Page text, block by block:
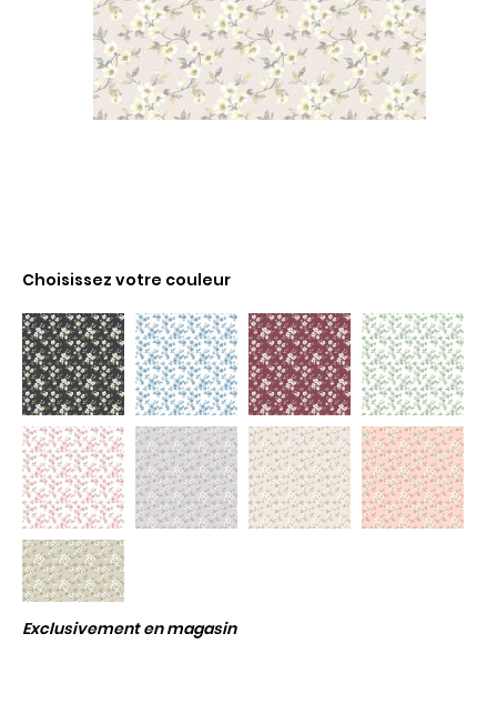
Choisissez votre couleur
Exclusivement en magasin